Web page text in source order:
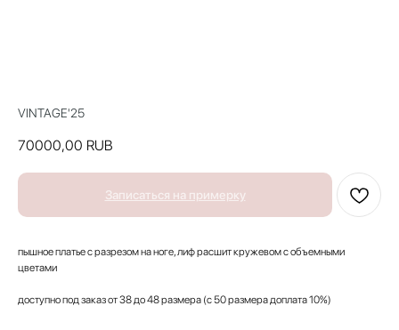
VINTAGE'25
70000,00 RUB
Записаться на примерку
пышное платье с разрезом на ноге, лиф расшит кружевом с объемными
цветами
доступно под заказ от 38 до 48 размера (с 50 размера доплата 10%)